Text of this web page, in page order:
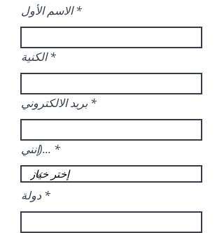
الاسم الأول
الكنية
بريد الالكتروني
إنني)...
دولة